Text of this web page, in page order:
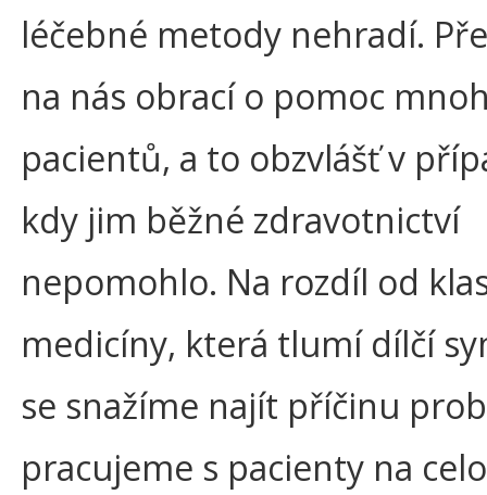
léčebné metody nehradí.
na nás obrací o pomoc
pacientů, a to obzvlášť v
kdy jim běžné zdravotnictví
nepomohlo. Na rozdíl od
medicíny, která tlumí dílčí
se snažíme najít příčinu
pracujeme s pacienty na